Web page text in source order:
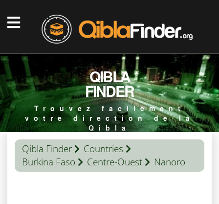
QIBLA
FINDER
Trouvez facilement
votre direction de la
Qibla
Qibla Finder
Countries
Burkina Faso
Centre-Ouest Nanoro